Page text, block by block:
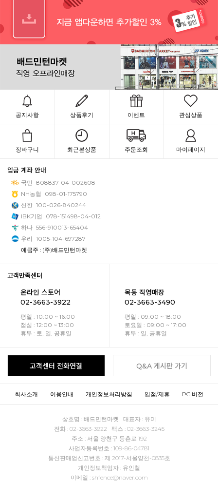
공지사항 상품후기 이벤트 관심상품
장바구니 최근본상품 주문조회 마이페이지
입금 계좌 안내
국민 808837-04-002608
NH농협
098-01-175790
신한 100-026-840244
IBK기업
078-151498-04-012
하나 556-910013-65404
우리 1005-104-697287
예금주 : (주)배드민턴마켓
고객만족센터
온라인 스토어
02-3663-3922
평일 : 10:00 ~ 16:00
점심 : 12:00 ~ 13:00
휴무 : 토, 일, 공휴일
목동 직영매장
02-3663-3490
평일 : 09:00 ~ 18:00
토요일 : 09:00 ~ 17:00
휴무 : 일, 공휴일
고객센터 전화연결 Q&A 게시판 가기
회사소개 이용안내 개인정보처리방침 입점/제휴 PC 버전
상호명 : 배드민턴마켓 대표자 : 유미
전화 : 02-3663-3922 팩스 : 02-3663-3245
주소 : 서울 양천구 등촌로 192
사업자등록번호 : 109-86-04781
통신판매업신고번호 : 제 2017-서울양천-0835호
개인정보책임자 : 유인철
이메일 : shfence@naver.com